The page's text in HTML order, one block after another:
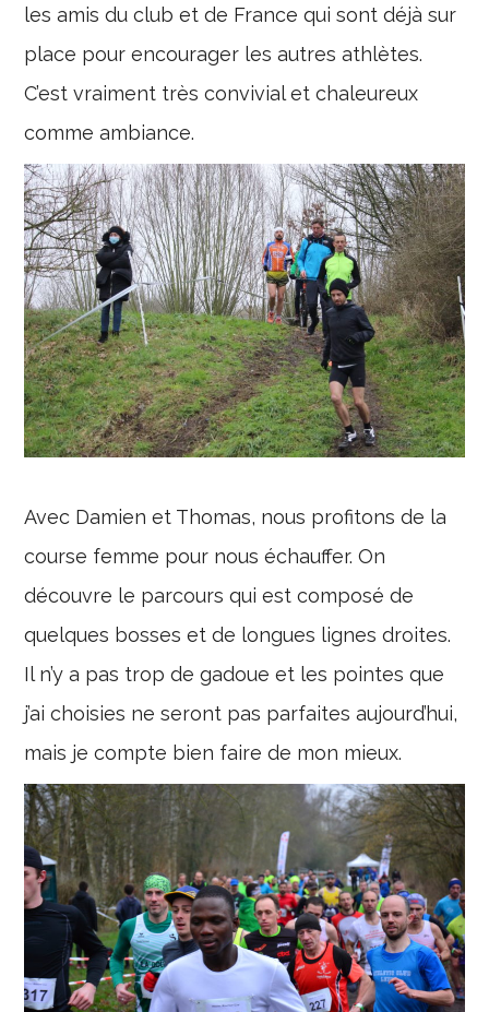
les amis du club et de France qui sont déjà sur
place pour encourager les autres athlètes.
C’est vraiment très convivial et chaleureux
comme ambiance.
Avec Damien et Thomas, nous profitons de la
course femme pour nous échauffer. On
découvre le parcours qui est composé de
quelques bosses et de longues lignes droites.
Il n’y a pas trop de gadoue et les pointes que
j’ai choisies ne seront pas parfaites aujourd’hui,
mais je compte bien faire de mon mieux.